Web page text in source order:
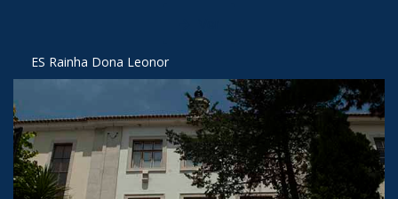
ES Rainha Dona Leonor